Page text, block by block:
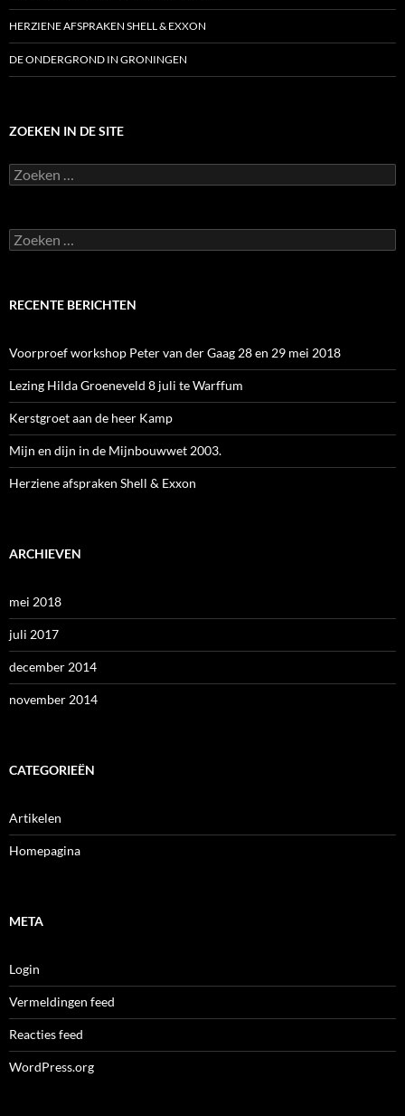
HERZIENE AFSPRAKEN SHELL & EXXON
DE ONDERGROND IN GRONINGEN
ZOEKEN IN DE SITE
Zoeken
naar:
Zoeken
naar:
RECENTE BERICHTEN
Voorproef workshop Peter van der Gaag 28 en 29 mei 2018
Lezing Hilda Groeneveld 8 juli te Warffum
Kerstgroet aan de heer Kamp
Mijn en dijn in de Mijnbouwwet 2003.
Herziene afspraken Shell & Exxon
ARCHIEVEN
mei 2018
juli 2017
december 2014
november 2014
CATEGORIEËN
Artikelen
Homepagina
META
Login
Vermeldingen feed
Reacties feed
WordPress.org